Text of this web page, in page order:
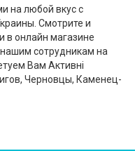
на любой вкус с
Смотрите и
в онлайн магазине
сотрудникам на
Вам Активні
Черновцы, Каменец-